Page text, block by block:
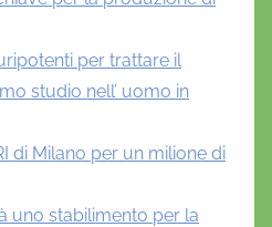
per trattare il
studio nell’ uomo in
di Milano per un milione di
uno stabilimento per la